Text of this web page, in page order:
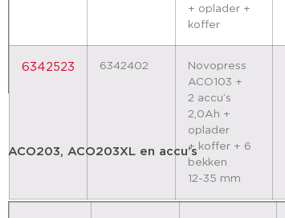
+ oplader +
koffer
6342523 6342402
Novopress
ACO103 +
2 accu’s
2,0Ah +
oplader
+ koffer + 6
bekken
12-35 mm
ACO203, ACO203XL en accu’s